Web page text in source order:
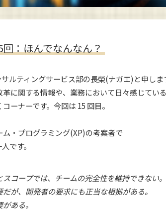
回：ほんでなんなん？
ルティングサービス部の長榮(ナガエ)と申しま
に関する情報や、業務において日々感じている
ーナーです。今回は 15 回目。
・プログラミング(XP)の考案者で
です。
コープでは、チームの完全性を維持できない。
が、開発者の要求にも正当な根拠がある。
ある。